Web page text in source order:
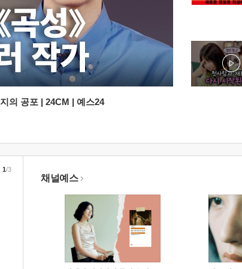
의 공포 | 24CM | 예스24
1/3
채널예스